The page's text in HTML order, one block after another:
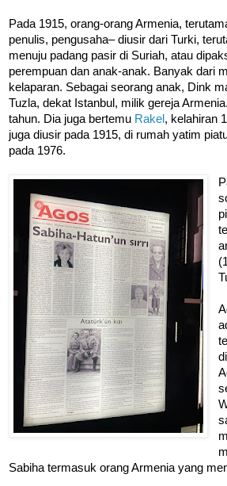
Pada 1915, orang-orang Armenia,
penulis, pengusaha– diusir dari Turki,
menuju padang pasir di Suriah, atau
perempuan dan anak-anak. Banyak dari
kelaparan. Sebagai seorang anak, Dink
Tuzla, dekat Istanbul, milik gereja
tahun. Dia juga bertemu Rakel , kelahiran
juga diusir pada 1915, di rumah yatim
pada 1976.
Sabiha termasuk orang Armenia yang